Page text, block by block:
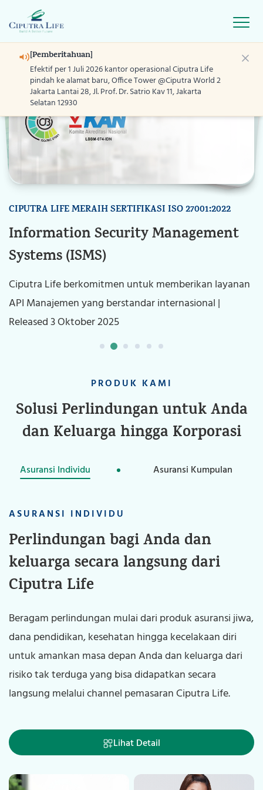
[Pemberitahuan]
Efektif per 1 Juli 2026 kantor operasional Ciputra Life
pindah ke alamat baru, Office Tower @Ciputra World 2
Jakarta Lantai 28, Jl. Prof. Dr. Satrio Kav 11, Jakarta
Selatan 12930
Home
Layanan
Program
Blog
Tentang Kami
Karier
Kontak Kami
CIPUTRA LIFE MERAIH SERTIFIKASI ISO 27001:2022
Information Security Management
Systems (ISMS)
Ciputra Life berkomitmen untuk memberikan layanan
API Manajemen yang berstandar internasional |
Released 3 Oktober 2025
PRODUK KAMI
Solusi Perlindungan untuk Anda
dan Keluarga hingga Korporasi
Asuransi Individu Asuransi Kumpulan
ASURANSI INDIVIDU
Perlindungan bagi Anda dan
keluarga secara langsung dari
Ciputra Life
Beragam perlindungan mulai dari produk asuransi jiwa,
dana pendidikan, kesehatan hingga kecelakaan diri
untuk amankan masa depan Anda dan keluarga dari
risiko tak terduga yang bisa didapatkan secara
langsung melalui channel pemasaran Ciputra Life.
Lihat Detail
ASURANSI KUMPULAN
Perlindungan bagi Korporasi
maupun Anda melalui Partner
Ciputra Life
Perlindungan untuk solusi korporasi seperti kesehatan
karyawan atau melengkapi beragam kebutuhan
terkait layanan finansial Anda seperti pengajuan Kredit
Kepemilikan Rumah maupun kendaraan yang bisa
didapatkan melalui partner Ciputra Life.
Lihat Detail